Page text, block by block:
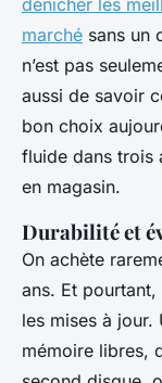
dénicher les
marché sans un
n’est pas
aussi de savoir
bon choix
fluide dans trois
en magasin.
Durabilité et
On achète
ans. Et
les mises à jour.
mémoire libres,